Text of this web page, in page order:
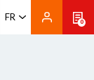
FR 0